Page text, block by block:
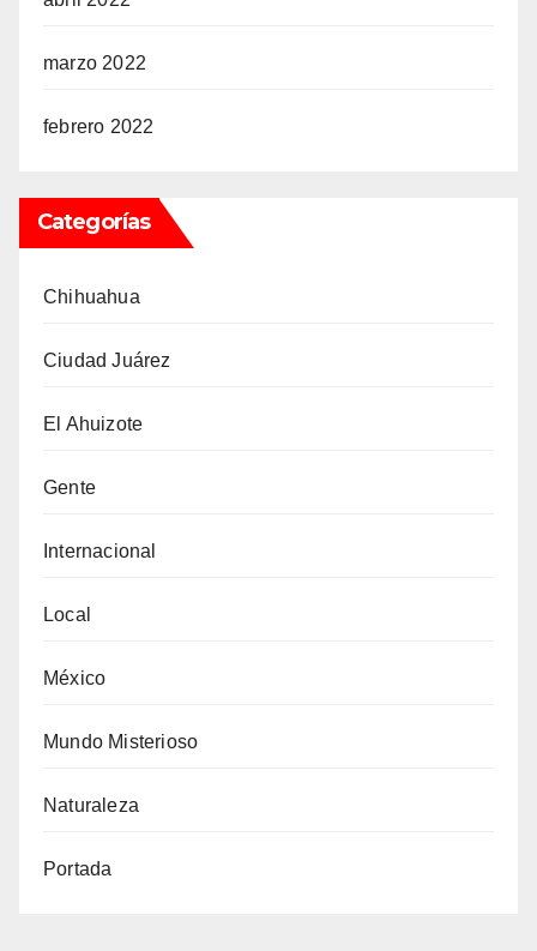
marzo 2022
febrero 2022
Categorías
Chihuahua
Ciudad Juárez
El Ahuizote
Gente
Internacional
Local
México
Mundo Misterioso
Naturaleza
Portada